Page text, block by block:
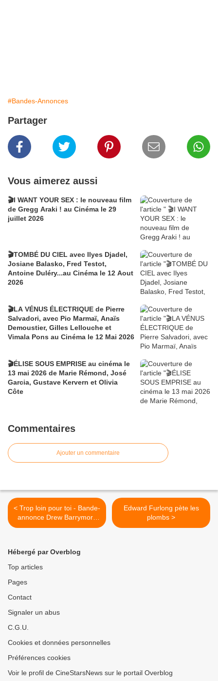
#Bandes-Annonces
Partager
Vous aimerez aussi
🎬I WANT YOUR SEX : le nouveau film
de Gregg Araki ! au Cinéma le 29
juillet 2026
🎬TOMBÉ DU CIEL avec Ilyes Djadel,
Josiane Balasko, Fred Testot,
Antoine Duléry...au Cinéma le 12 Aout
2026
🎬LA VÉNUS ÉLECTRIQUE de Pierre
Salvadori, avec Pio Marmaï, Anaïs
Demoustier, Gilles Lellouche et
Vimala Pons au Cinéma le 12 Mai 2026
🎬ÉLISE SOUS EMPRISE au cinéma le
13 mai 2026 de Marie Rémond, José
Garcia, Gustave Kervern et Olivia
Côte
Commentaires
Ajouter un commentaire
< Trop loin pour toi - Bande-
annonce Drew Barrymore
Christina Applegate
Edward Furlong pète les
plombs >
Hébergé par Overblog
Top articles
Pages
Contact
Signaler un abus
C.G.U.
Cookies et données personnelles
Préférences cookies
Voir le profil de CineStarsNews sur le portail Overblog